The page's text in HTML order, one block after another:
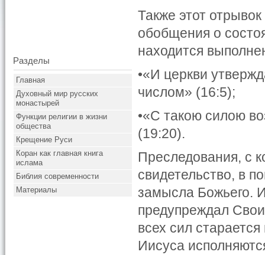
Разделы
Главная
Духовный мир русских
монастырей
Функции религии в жизни
общества
Крещение Руси
Коран как главная книга
ислама
Библия современности
Материалы
Также этот
обобщения о
находится
•«И церкви
числом» (16:5);
•«С такою силою
(19:20).
Преследования, с
свидетельство, в
замысла Божьего.
предупреждал
всех сил
Иисуса